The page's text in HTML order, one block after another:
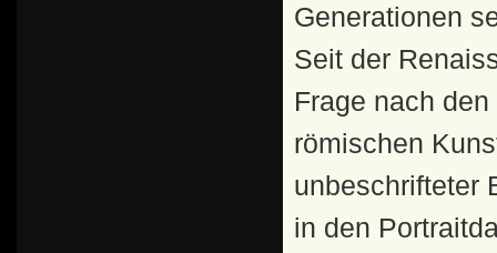
Generationen
Seit der
Frage nach
römischen
unbeschrifteter
in den